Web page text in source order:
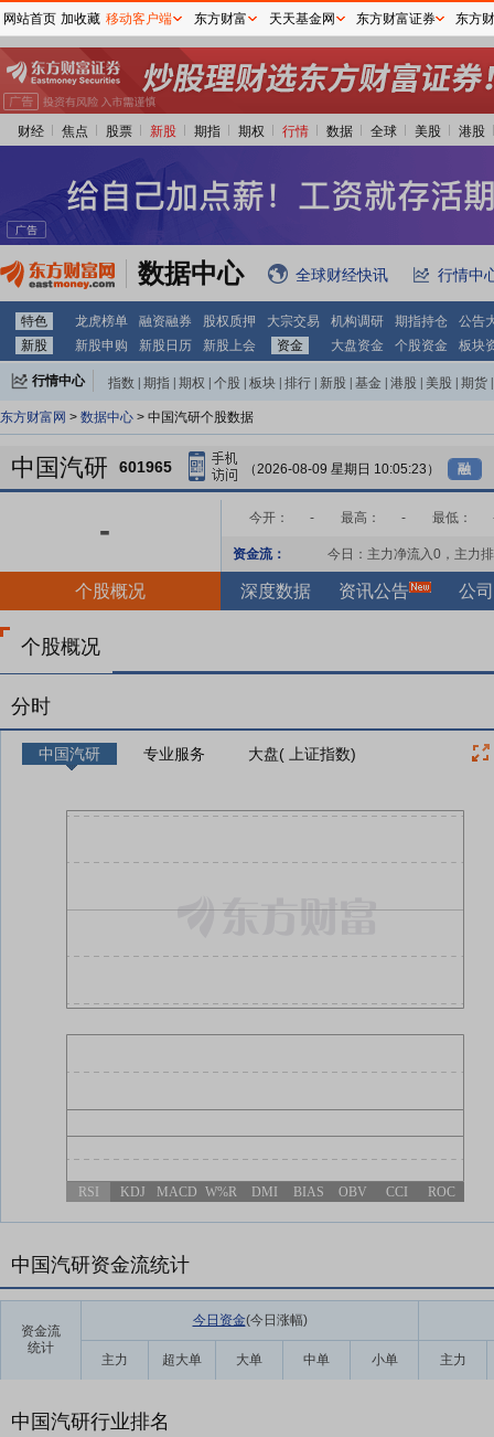
财经 焦点 股票 新股 期指 期权 行情 数据 全球 美股 港股
数据中心 全球财经快讯 行情中
特色 龙虎榜单 融资融券 股权质押 大宗交易 机构调研 期指持仓
公告
新股
新股申购 新股日历 新股上会 资金 大盘资金 个股资金 板块
行情中心 指数 期指 期权 个股 板块 排行 新股 基金 港股 美股 期货
东方财富网 > 数据中心 > 中国汽研个股数据
中国汽研 601965 （2026-08-09 星期日 10:05:23） 融
- 今开： - 最高： - 最低：
资金流： 今日：主力净流入0 ，主力
个股概况 深度数据 资讯公告 公
个股概况
分时
中国汽研 专业服务 大盘( 上证指数)
RSI KDJ MACD W%R DMI BIAS OBV CCI ROC
中国汽研资金流统计
资金流
统计
今日资金(今日涨幅)
主力 超大单 大单 中单 小单 主力
中国汽研行业排名
网站首页 加收藏 移动客户端 东方财富 天天基金网 东方财富证券 东方